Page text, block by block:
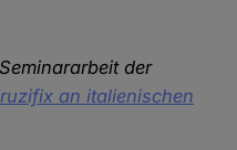
der
an italienischen